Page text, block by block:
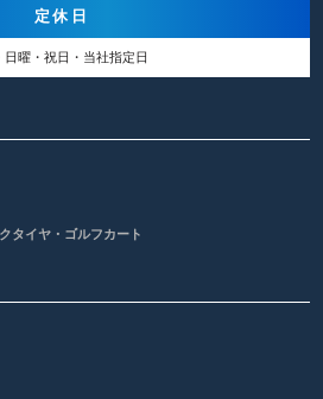
定休日
日曜・祝日・当社指定日
タイヤ・ゴルフカート